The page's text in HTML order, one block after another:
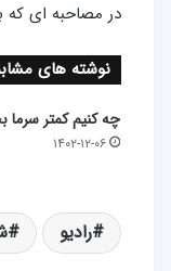
در مصاحبه ای که
نوشته های
چه کنیم کمتر سرما
۱۴۰۲-۱۲-۰۶
رادیو